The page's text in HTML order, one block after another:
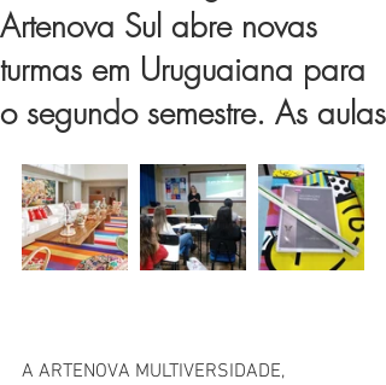
Artenova Sul abre novas
turmas em Uruguaiana para
o segundo semestre. As aulas
A ARTENOVA MULTIVERSIDADE,